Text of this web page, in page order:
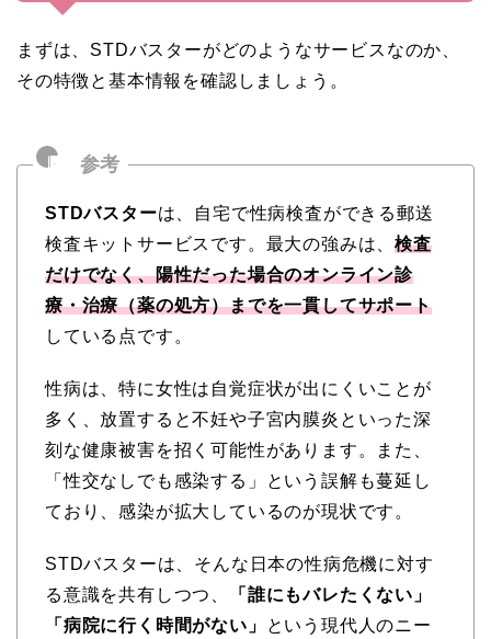
まずは、STDバスターがどのようなサービスなのか、
その特徴と基本情報を確認しましょう。
STDバスターは、自宅で性病検査ができる郵送
検査キットサービスです。最大の強みは、検査
だけでなく、陽性だった場合のオンライン診
療・治療（薬の処方）までを一貫してサポート
している点です。
性病は、特に女性は自覚症状が出にくいことが
多く、放置すると不妊や子宮内膜炎といった深
刻な健康被害を招く可能性があります。また、
「性交なしでも感染する」という誤解も蔓延し
ており、感染が拡大しているのが現状です。
STDバスターは、そんな日本の性病危機に対す
る意識を共有しつつ、
「誰にもバレたくない」
「病院に行く時間がない」
という現代人のニー